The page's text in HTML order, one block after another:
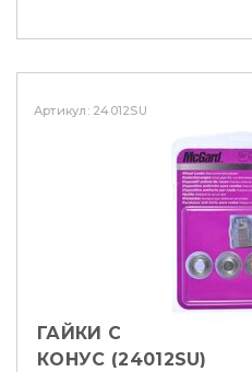
Артикул: 24012SU
ГАЙКИ СЕКРЕТНІ
КОНУС (24012SU)